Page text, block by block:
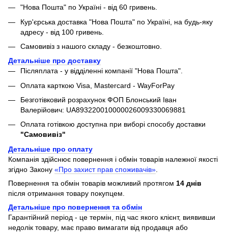
"Нова Пошта" по Україні - від 60 гривень.
Кур'єрська доставка "Нова Пошта" по Україні, на будь-яку
адресу - від 100 гривень.
Самовивіз з нашого складу - безкоштовно.
Детальніше про доставку
Післяплата - у відділенні компанії "Нова Пошта".
Оплата карткою Visa, Mastercard - WayForPay
Безготівковий розрахунок ФОП Блонський Іван
Валерійович: UA893220010000026009330069881
Оплата готівкою доступна при виборі способу доставки
"Самовивіз"
Детальніше про оплату
Компанія здійснює повернення і обмін товарів належної якості
згідно Закону «Про захист прав споживачів»
Повернення та обмін товарів можливий протягом 14 днів
після отримання товару покупцем.
Детальніше про повернення та обмін
Гарантійний період - це термін, під час якого клієнт, виявивши
недолік товару, має право вимагати від продавця або